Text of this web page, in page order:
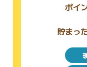
ポイ
貯まっ